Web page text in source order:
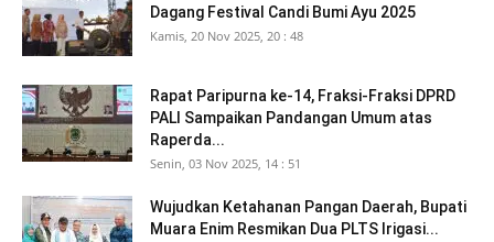
Dagang Festival Candi Bumi Ayu 2025
Kamis, 20 Nov 2025, 20 : 48
Rapat Paripurna ke-14, Fraksi-Fraksi DPRD
PALI Sampaikan Pandangan Umum atas
Raperda...
Senin, 03 Nov 2025, 14 : 51
Wujudkan Ketahanan Pangan Daerah, Bupati
Muara Enim Resmikan Dua PLTS Irigasi...